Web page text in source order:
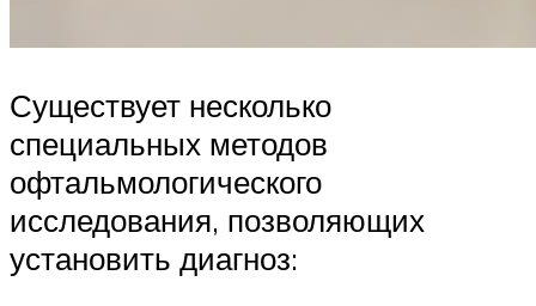
Существует несколько
специальных методов
офтальмологического
исследования, позволяющих
установить диагноз: